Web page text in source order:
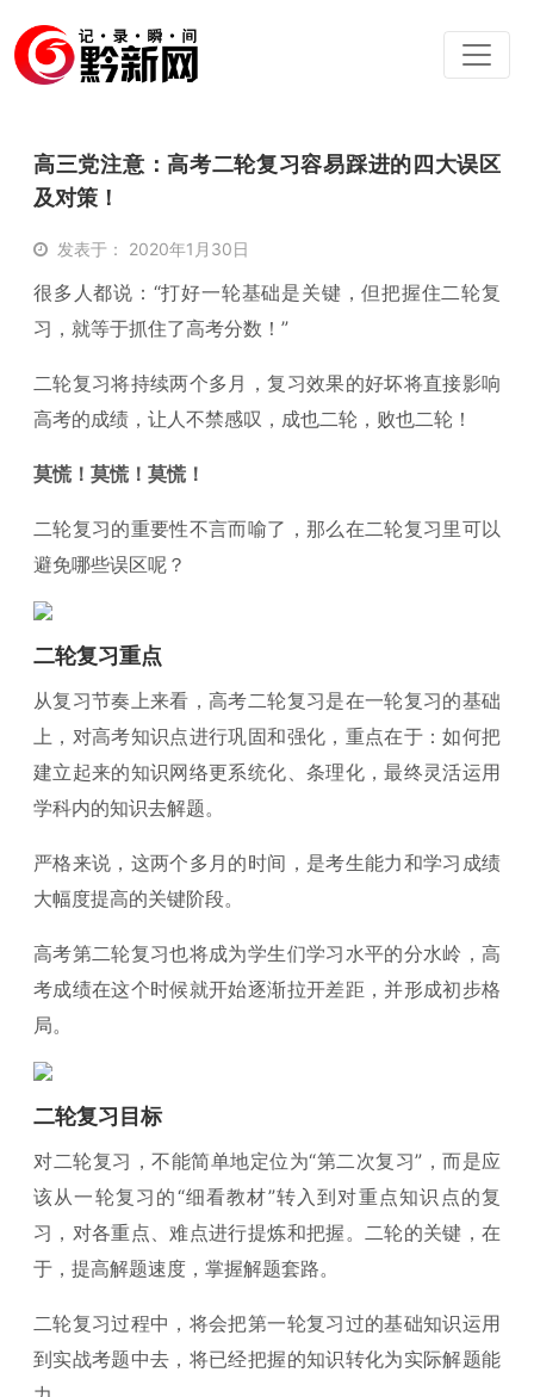
高三党注意：高考二轮复习容易踩进的四大误区
及对策！
发表于： 2020年1月30日
很多人都说：“打好一轮基础是关键，但把握住二轮复
习，就等于抓住了高考分数！”
二轮复习将持续两个多月，复习效果的好坏将直接影响
高考的成绩，让人不禁感叹，成也二轮，败也二轮！
莫慌！莫慌！莫慌！
二轮复习的重要性不言而喻了，那么在二轮复习里可以
避免哪些误区呢？
二轮复习重点
从复习节奏上来看，高考二轮复习是在一轮复习的基础
上，对高考知识点进行巩固和强化，重点在于：如何把
建立起来的知识网络更系统化、条理化，最终灵活运用
学科内的知识去解题。
严格来说，这两个多月的时间，是考生能力和学习成绩
大幅度提高的关键阶段。
高考第二轮复习也将成为学生们学习水平的分水岭，高
考成绩在这个时候就开始逐渐拉开差距，并形成初步格
局。
二轮复习目标
对二轮复习，不能简单地定位为“第二次复习”，而是应
该从一轮复习的“细看教材”转入到对重点知识点的复
习，对各重点、难点进行提炼和把握。二轮的关键，在
于，提高解题速度，掌握解题套路。
二轮复习过程中，将会把第一轮复习过的基础知识运用
到实战考题中去，将已经把握的知识转化为实际解题能